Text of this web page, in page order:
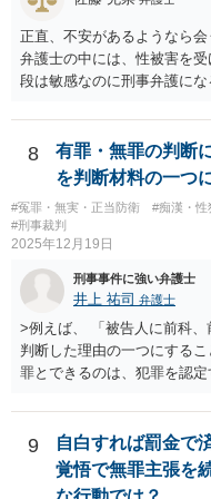
正直、不安があるようなら
弁護士の中には、性被害を
段は敏感なのに刑事弁護に
か、代理人弁護士をつける
が、何のために弁護士とお
実を認め、賠償に関する話
そうでもなければ相手方弁
に使われると思った方がいい
8
有罪・無罪の判断
を判断材料の一つ
#冤罪・無実・正当防衛 #痴漢・性
#刑事裁判
2025年12月19日
刑事事件に強い弁護士
井上 祐司 弁護士
>例えば、 「被告人に前科
判断した理由の一つにする
罪とできるのは、犯罪を認
拠と併せて、被告人が犯人
ています。 最高裁判例で
を有し、かつ、それが起訴
ら、それ自体で両者の犯人
9
自白すれば罰金で
覚悟で無罪主張を